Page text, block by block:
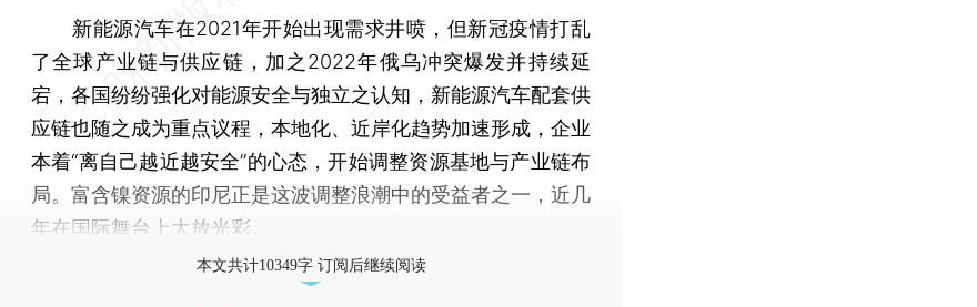
新能源汽车在2021年开始出现需求井喷，但新冠疫情打乱
了全球产业链与供应链，加之2022年俄乌冲突爆发并持续延
宕，各国纷纷强化对能源安全与独立之认知，新能源汽车配套供
应链也随之成为重点议程，本地化、近岸化趋势加速形成，企业
本着“离自己越近越安全”的心态，开始调整资源基地与产业链布
局。富含镍资源的印尼正是这波调整浪潮中的受益者之一，近几
年在国际舞台上大放光彩。
本文共计10349字 订阅后继续阅读